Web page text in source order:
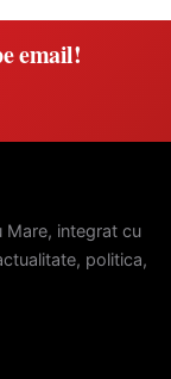
email!
Mare, integrat cu
politica,